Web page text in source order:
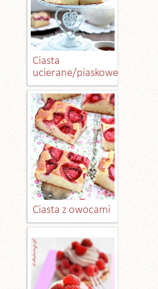
Ciasta
ucierane/piaskowe
Ciasta z owocami